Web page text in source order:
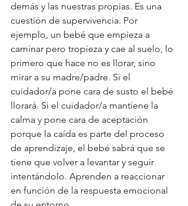
demás y las nuestras propias. Es una
cuestión de supervivencia. Por
ejemplo, un bebé que empieza a
caminar pero tropieza y cae al suelo, lo
primero que hace no es llorar, sino
mirar a su madre/padre. Si el
cuidador/a pone cara de susto el bebé
llorará. Si el cuidador/a mantiene la
calma y pone cara de aceptación
porque la caída es parte del proceso
de aprendizaje, el bebé sabrá que se
tiene que volver a levantar y seguir
intentándolo. Aprenden a reaccionar
en función de la respuesta emocional